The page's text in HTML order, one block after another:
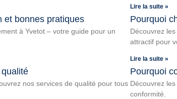
Lire la suite »
et bonnes pratiques
à Yvetot – votre guide pour un
Pourquoi
Découvrez
attractif pour
Lire la suite »
nos services de qualité pour tous
Pourquoi
Découvrez
conformité.